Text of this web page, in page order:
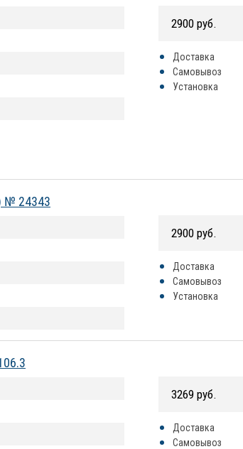
2900 руб.
Доставка
Самовывоз
Установка
№ 24343
2900 руб.
Доставка
Самовывоз
Установка
3269 руб.
Доставка
Самовывоз